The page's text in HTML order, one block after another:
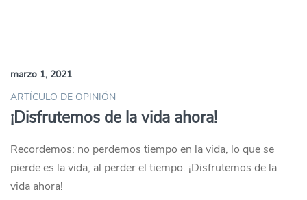
marzo 1, 2021
ARTÍCULO DE OPINIÓN
¡Disfrutemos de la vida ahora!
Recordemos: no perdemos tiempo en la vida, lo que se
pierde es la vida, al perder el tiempo. ¡Disfrutemos de la
vida ahora!